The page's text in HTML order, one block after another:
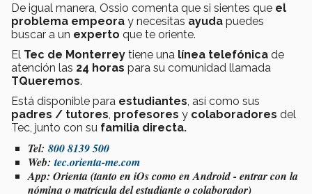
De igual manera, Ossio comenta que si sientes que el
problema empeora y necesitas ayuda puedes
buscar a un experto que te oriente.
El Tec de Monterrey tiene una línea telefónica de
atención las 24 horas para su comunidad llamada
TQueremos.
Está disponible para estudiantes, así como sus
padres / tutores, profesores y colaboradores del
Tec, junto con su familia directa.
Tel: 800 8139 500
Web:tec.orienta-me.com
App: Orienta (tanto en iOs como en Android - entrar con la
nómina o matrícula del estudiante o colaborador)